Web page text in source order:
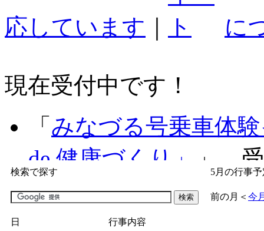
応しています に
現在受付中です！
「 みなづる号乗車体
de 健康づくり」
」 受
「子育て交流広場「
間：2026/07/09～
検索で探す 5月の行事
前の月 ＜ 今
日 行事内容